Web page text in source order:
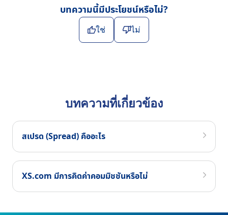
บทความนี้มีประโยชน์หรือไม่?
ใช่ ไม่
บทความที่เกี่ยวข้อง
สเปรด (Spread) คืออะไร
XS.com มีการคิดค่าคอมมิชชันหรือไม่